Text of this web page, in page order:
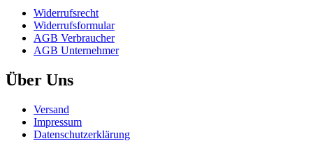
Widerrufs­recht
Widerrufs­formular
AGB Verbraucher
AGB Unternehmer
Über Uns
Versand
Impressum
Daten­schutz­erklärung